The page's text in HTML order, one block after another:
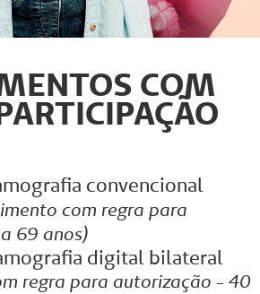
COM
convencional
com regra para
69 anos)
digital bilateral
regra para autorização - 40